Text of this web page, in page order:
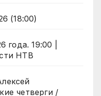
(18:00)
года. 19:00 |
НТВ
четверги /